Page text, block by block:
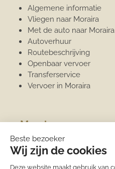
Algemene informatie
Vliegen naar Moraira
Met de auto naar Moraira
Autoverhuur
Routebeschrijving
Openbaar vervoer
Transferservice
Vervoer in Moraira
Moraira
Algemene informatie
Overwinteren
Jachthaven